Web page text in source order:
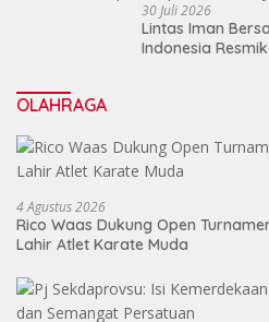
30 Juli 2026
Lintas Iman
Indonesia
OLAHRAGA
4 Agustus 2026
Rico Waas Dukung Open
Lahir Atlet Karate Muda